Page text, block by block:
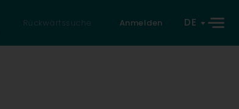
Rückwärtssuche Anmelden DE